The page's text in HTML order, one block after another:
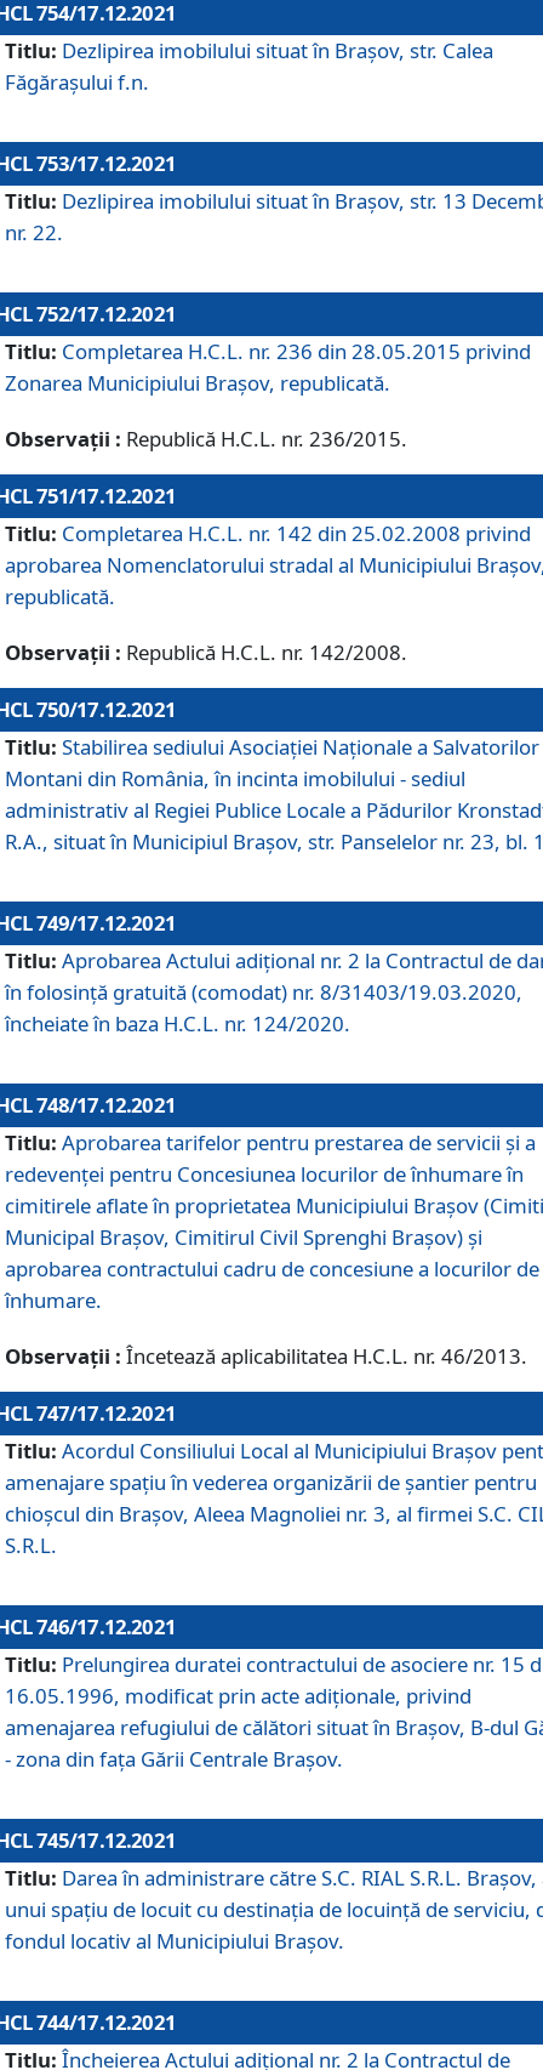
754/17.12.2021
Titlu: Dezlipirea imobilului situat în Brașov, str. Calea
Făgărașului f.n.
753/17.12.2021
Titlu: Dezlipirea imobilului situat în Brașov, str. 13
nr. 22.
752/17.12.2021
Titlu: Completarea H.C.L. nr. 236 din 28.05.2015 privind
Zonarea Municipiului Braşov, republicată.
Observații : Republică H.C.L. nr. 236/2015.
751/17.12.2021
Titlu: Completarea H.C.L. nr. 142 din 25.02.2008 privind
aprobarea Nomenclatorului stradal al Municipiului
republicată.
Observații : Republică H.C.L. nr. 142/2008.
750/17.12.2021
Titlu: Stabilirea sediului Asociației Naționale a Salvatorilor
Montani din România, în incinta imobilului - sediul
administrativ al Regiei Publice Locale a Pădurilor
R.A., situat în Municipiul Braşov, str. Panselelor nr. 23, bl.
749/17.12.2021
Titlu: Aprobarea Actului adițional nr. 2 la Contractul de
în folosință gratuită (comodat) nr. 8/31403/19.03.2020,
încheiate în baza H.C.L. nr. 124/2020.
748/17.12.2021
Titlu: Aprobarea tarifelor pentru prestarea de servicii şi a
redevenţei pentru Concesiunea locurilor de înhumare în
cimitirele aflate în proprietatea Municipiului Braşov
Municipal Braşov, Cimitirul Civil Sprenghi Braşov) şi
aprobarea contractului cadru de concesiune a locurilor de
înhumare.
Observații : Încetează aplicabilitatea H.C.L. nr. 46/2013.
747/17.12.2021
Titlu: Acordul Consiliului Local al Municipiului Braşov
amenajare spațiu în vederea organizării de șantier pentru
chioșcul din Brașov, Aleea Magnoliei nr. 3, al firmei S.C.
S.R.L.
746/17.12.2021
Titlu: Prelungirea duratei contractului de asociere nr. 15
16.05.1996, modificat prin acte adiționale, privind
amenajarea refugiului de călători situat în Brașov, B-dul
- zona din faţa Gării Centrale Brașov.
745/17.12.2021
Titlu: Darea în administrare către S.C. RIAL S.R.L. Brașov,
unui spațiu de locuit cu destinația de locuință de serviciu,
fondul locativ al Municipiului Brașov.
744/17.12.2021
Titlu: Încheierea Actului adițional nr. 2 la Contractul de